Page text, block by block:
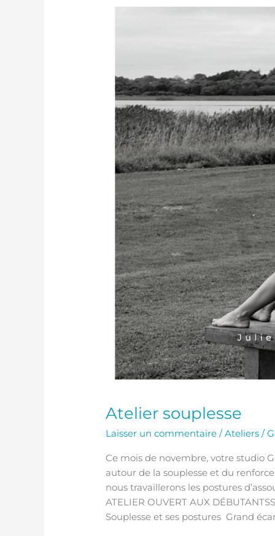
Atelier souplesse
Laisser un commentaire /Ateliers /
Ce mois de novembre, votre studio
autour de la souplesse et du
nous travaillerons les postures
ATELIER OUVERT AUX
Souplesse et ses postures Grand